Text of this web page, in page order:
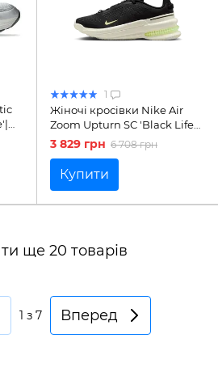
1
Жіночі кросівки Nike Air
Zoom Upturn SC 'Black Life
Lime'| IB2764-002
3 829 грн 6 708 грн
Купити
ще 20 товарів
1 з 7 Вперед